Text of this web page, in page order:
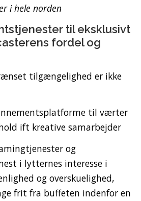
i hele norden
til eksklusivt
fordel og
tilgængelighed er ikke
til værter
ift kreative samarbejder
og
i lytternes interesse i
og overskuelighed,
frit fra buffeten indenfor en